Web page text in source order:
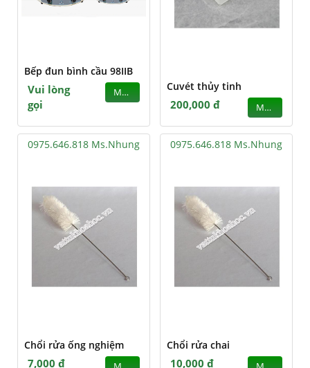
Bếp đun bình cầu 98IIB
Vui lòng
gọi
MUA Cuvét thủy tinh
200,000 đ MUA
0975.646.818 Ms.Nhung
Chổi rửa ống nghiệm
7,000 đ
0975.646.818 Ms.Nhung
Chổi rửa chai
10,000 đ